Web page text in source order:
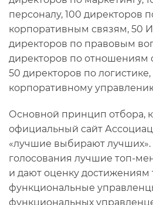
персоналу, 100 директоров
корпоративным связям, 50
директоров по правовым
директоров по отношениям
50 директоров по
корпоративному
Основной принцип отбора,
официальный сайт
«лучшие выбирают лучших».
голосования лучшие топ-
и дают оценку
функциональные
функциональных